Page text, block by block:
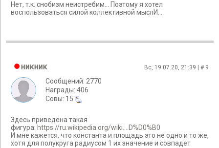
Нет, т.к. снобизм неистребим... Поэтому я хотел
воспользоваться силой коллективной мыслИ...
никник Вс, 19.07.20, 21:39 | # 9
Сообщений: 2770
Награды: 406
Cовы: 15
Здесь приведена такая
фигура: https://ru.wikipedia.org/wiki....D%D0%B0
И мне кажется, что константа и площадь это не одно и то же,
хотя для полукруга радиусом 1 их значение и совпадет